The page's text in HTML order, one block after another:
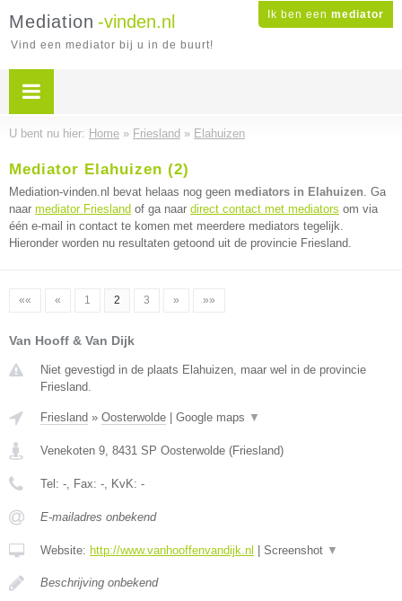
Ik ben een mediator
Mediation -vinden.nl
Vind een mediator bij u in de buurt!
U bent nu hier: Home » Friesland » Elahuizen
Mediator Elahuizen (2)
Mediation-vinden.nl bevat helaas nog geen mediators in Elahuizen. Ga
naar mediator Friesland of ga naar direct contact met mediators om via
één e-mail in contact te komen met meerdere mediators tegelijk.
Hieronder worden nu resultaten getoond uit de provincie Friesland.
«« « 1 2 3 » »»
Van Hooff & Van Dijk
Niet gevestigd in de plaats Elahuizen, maar wel in de provincie
Friesland.
Friesland » Oosterwolde Google maps ▼
Venekoten 9, 8431 SP Oosterwolde (Friesland)
Tel: -, Fax: -, KvK: -
E-mailadres onbekend
Website: http://www.vanhooffenvandijk.nl Screenshot ▼
Beschrijving onbekend